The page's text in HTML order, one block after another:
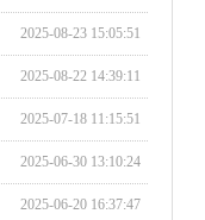
2025-08-23 15:05:51
2025-08-22 14:39:11
2025-07-18 11:15:51
2025-06-30 13:10:24
2025-06-20 16:37:47